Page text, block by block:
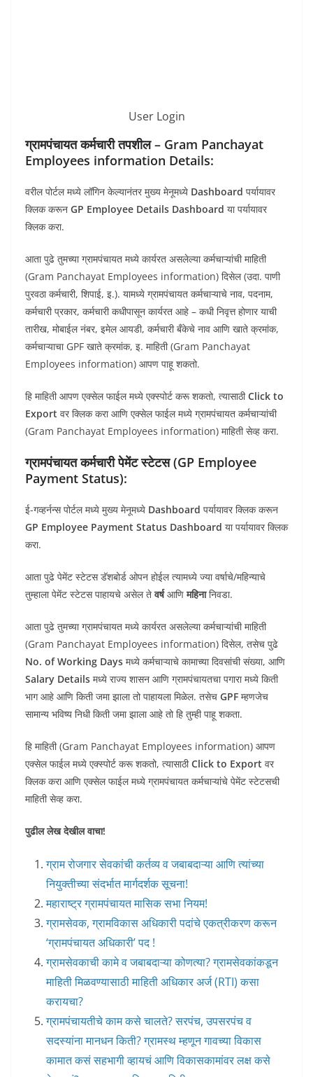
User Login
ग्रामपंचायत कर्मचारी तपशील – Gram Panchayat
Employees information Details:
वरील पोर्टल मध्ये लॉगिन केल्यानंतर मुख्य मेनूमध्ये Dashboard पर्यायावर
क्लिक करून GP Employee Details Dashboard या पर्यायावर
क्लिक करा.
आता पुढे तुमच्या ग्रामपंचायत मध्ये कार्यरत असलेल्या कर्मचाऱ्यांची माहिती
(Gram Panchayat Employees information) दिसेल (उदा. पाणी
पुरवठा कर्मचारी, शिपाई, इ.). यामध्ये ग्रामपंचायत कर्मचाऱ्याचे नाव, पदनाम,
कर्मचारी प्रकार, कर्मचारी कधीपासून कार्यरत आहे – कधी निवृत्त होणार याची
तारीख, मोबाईल नंबर, इमेल आयडी, कर्मचारी बँकेचे नाव आणि खाते क्रमांक,
कर्मचाऱ्याचा GPF खाते क्रमांक, इ. माहिती (Gram Panchayat
Employees information) आपण पाहू शकतो.
हि माहिती आपण एक्सेल फाईल मध्ये एक्स्पोर्ट करू शकतो, त्यासाठीClick to
Export वर क्लिक करा आणि एक्सेल फाईल मध्ये ग्रामपंचायत कर्मचाऱ्यांची
(Gram Panchayat Employees information) माहिती सेव्ह करा.
ग्रामपंचायत कर्मचारी पेमेंट स्टेटस (GP Employee
Payment Status):
ई-गव्हर्नन्स पोर्टल मध्ये मुख्य मेनूमध्ये Dashboard पर्यायावर क्लिक करून
GP Employee Payment Status Dashboard या पर्यायावर क्लिक
करा.
आता पुढे पेमेंट स्टेटस डॅशबोर्ड ओपन होईल त्यामध्ये ज्या वर्षाचे/महिन्याचे
तुम्हाला पेमेंट स्टेटस पाहायचे असेल तेवर्षआणिमहिनानिवडा.
आता पुढे तुमच्या ग्रामपंचायत मध्ये कार्यरत असलेल्या कर्मचाऱ्यांची माहिती
(Gram Panchayat Employees information) दिसेल, तसेच पुढे
No. of Working Days मध्ये कर्मचाऱ्याचे कामाच्या दिवसांची संख्या, आणि
Salary Details मध्ये राज्य शासन आणि ग्रामपंचायतचा पगारा मध्ये किती
भाग आहे आणि किती जमा झाला तो पाहायला मिळेल. तसेच GPF म्हणजेच
सामान्य भविष्य निधी किती जमा झाला आहे तो हि तुम्ही पाहू शकता.
हि माहिती (Gram Panchayat Employees information) आपण
एक्सेल फाईल मध्ये एक्स्पोर्ट करू शकतो, त्यासाठीClick to Export वर
क्लिक करा आणि एक्सेल फाईल मध्ये ग्रामपंचायत कर्मचाऱ्यांचे पेमेंट स्टेटसची
माहिती सेव्ह करा.
पुढील लेख देखील वाचा!
ग्राम रोजगार सेवकांची कर्तव्य व जबाबदाऱ्या आणि त्यांच्या
नियुक्तीच्या संदर्भात मार्गदर्शक सूचना!
महाराष्ट्र ग्रामपंचायत मासिक सभा नियम!
ग्रामसेवक, ग्रामविकास अधिकारी पदांचे एकत्रीकरण करून
‘ग्रामपंचायत अधिकारी’ पद !
ग्रामसेवकाची कामे व जबाबदाऱ्या कोणत्या? ग्रामसेवकांकडून
माहिती मिळवण्यासाठी माहिती अधिकार अर्ज (RTI) कसा
करायचा?
ग्रामपंचायतीचे काम कसे चालते? सरपंच, उपसरपंच व
सदस्यांना मानधन किती? ग्रामस्थ म्हणून गावच्या विकास
कामात कसं सहभागी व्हायचं आणि विकासकामांवर लक्ष कसे